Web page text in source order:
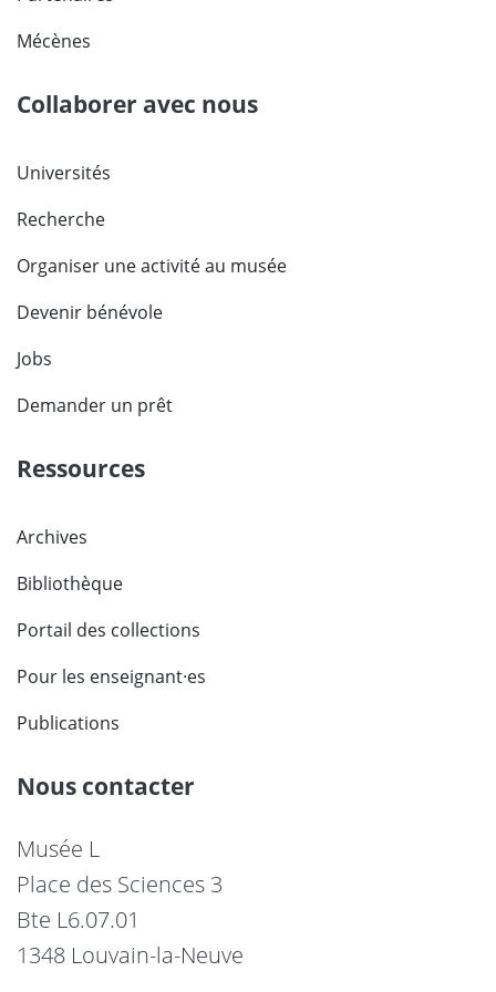
Mécènes
Collaborer avec nous
Universités
Recherche
Organiser une activité au musée
Devenir bénévole
Jobs
Demander un prêt
Ressources
Archives
Bibliothèque
Portail des collections
Pour les enseignant·es
Publications
Nous contacter
Musée L
Place des Sciences 3
Bte L6.07.01
1348 Louvain-la-Neuve